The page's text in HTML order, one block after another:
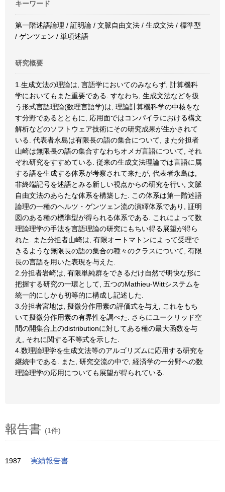
キーワード
第一階述語論理 / 証明論 / 文脈自由文法 / 生成文法 / 標準型
/ ゲンツェン / 単項述語
研究概要
1.生成文法の理論は, 言語学においてのみならず, 計算機科
学においてもまた重要である. すなわち, 生成文法などを扱
う形式言語理論(数理言語学)は, 理論計算機科学の中核をな
す分野であるとともに, 応用面ではコンパイラにおける構文
解析などのソフトウェア技術にその研究成果が生かされて
いる. 代表者永島は有限長の語の集合について, また分担者
山崎は無限長の語の集合すなわちオメガ言語について, それ
ぞれ研究をすすめている. 従来の生成文法理論では言語に属
する語を生成する体系が考察されて来たが, 代表者永島は,
非終端記号を述語とみる新しい視点からの研究を行い, 文脈
自由文法のあらたな体系を構築した. この体系は第一階述語
論理の一種のヘルツ・ゲンツェン流の演繹体系であり, 証明
図のある種の標準型が得られる体系である. これによって数
理論理学の手法を言語理論の研究にもちい得る展望が得ら
れた. また分担者山崎は, 有限オートマトンによって受理で
きるような無限長の語の集合の種々のクラスについて, 有限
長の言語を用いた表現を与えた.
2.分担者岩崎は, 有限単純群をできるだけ自然で明快な形に
把握する研究の一環として, 五つのMathieu-Wittシステムを
統一的にしかも初等的に構成し記述した.
3.分担者宮地は, 擬微分作用素の評価式を与え, これをもち
いて擬微分作用素の有界性を調べた. さらにユークリッド空
間の開集合上のdistributionに対してある種の最大函数を与
え, それに関する不等式を示した.
4.数理論理学を生成文法等のアルゴリズムに応用する研究を
継続中である. また, 研究交流の中で, 経済学の一分野への数
理論理学の応用についても展望が得られている.
報告書 (1件)
1987 実績報告書